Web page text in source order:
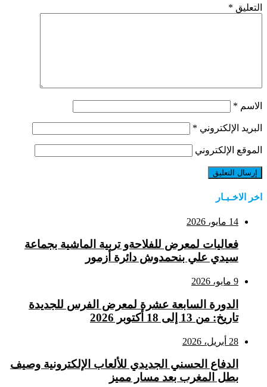
التعليق *
الاسم *
البريد الإلكتروني *
الموقع الإلكتروني
اخر الاخـبـار
14 مايو، 2026
فعاليات لمعرض للفلاحةو تربية الماشية بجماعة
سيدي علي بنحمدوش دائرة أزمور
9 مايو، 2026
الدورة السابعة عشرة لمعرض الفرس للجديدة
تاريخ: من 13 إلى 18 أكتوبر 2026
28 أبريل، 2026
الدفاع الحسني الجديدي للألعاب الإلكترونية وصيف
بطل المغرب بعد مسار مميز